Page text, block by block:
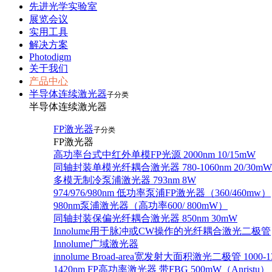
先进光学实验室
展览会议
实用工具
解决方案
Photodigm
关于我们
产品中心
半导体连续激光器子分类
半导体连续激光器
FP激光器子分类
FP激光器
高功率台式中红外单模FP光源 2000nm 10/15mW
同轴封装单模光纤耦合激光器 780-1060nm 20/30mW
多模无制冷泵浦激光器 793nm 8W
974/976/980nm 低功率泵浦FP激光器（360/460mw）
980nm泵浦激光器（高功率600/ 800mW）
同轴封装保偏光纤耦合激光器 850nm 30mW
Innolume用于脉冲或CW操作的光纤耦合激光二极管
Innolume广域激光器
innolume Broad-area宽发射大面积激光二极管 1000-
1420nm FP高功率激光器 带FBG 500mW（Anristu）